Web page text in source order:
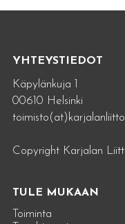
YHTEYSTIEDOT
Käpylänkuja 1
00610 Helsinki
Copyright Karjalan
TULE MUKAAN
Toiminta